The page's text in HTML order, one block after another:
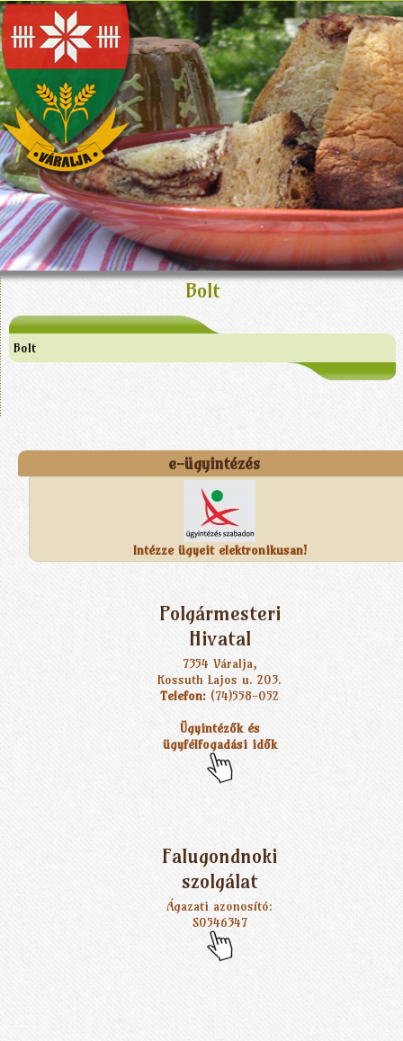
Bolt
Bolt
e-ügyintézés
Intézze ügyeit elektronikusan!
Polgármesteri
Hivatal
7354 Váralja,
Kossuth Lajos u. 203.
Telefon: (74)558-052
Ügyintézők és
ügyfélfogadási idők
Falugondnoki
szolgálat
Ágazati azonosító:
S0546347